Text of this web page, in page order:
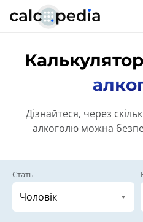
Калькулятор
Дізнайтеся, через
алкоголю можна
Стать